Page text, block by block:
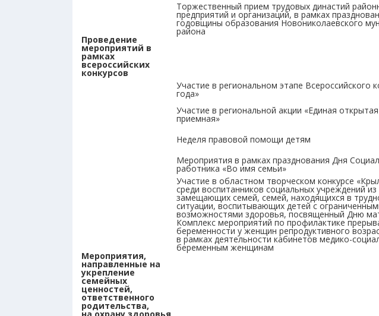
Торжественный прием трудовых династий
предприятий и организаций, в рамках
годовщины образования Новониколаевского
района
Проведение
мероприятий в
рамках
всероссийских
конкурсов
Участие в региональном этапе Всероссийского
года»
Участие в региональной акции «Единая
Неделя правовой помощи детям
Мероприятия в рамках празднования Дня
работника «Во имя семьи»
Участие в областном творческом конкурсе
среди воспитанников социальных учреждений
замещающих семей, семей, находящихся в
ситуации, воспитывающих детей с
возможностями здоровья, посвященный Дню
Комплекс мероприятий по профилактике
беременности у женщин репродуктивного
в рамках деятельности кабинетов медико-
беременным женщинам
Мероприятия,
направленные на
укрепление
семейных
ценностей,
ответственного
родительства,